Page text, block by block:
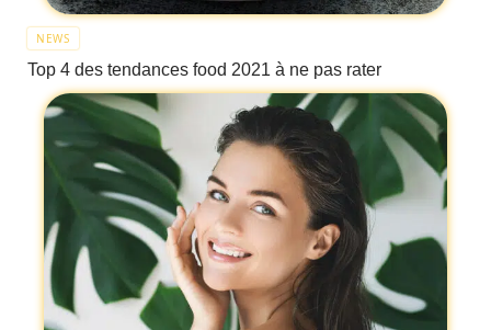
NEWS
Top 4 des tendances food 2021 à ne pas rater